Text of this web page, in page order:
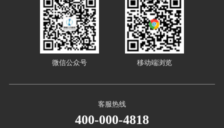
客服热线
400-000-4818
微信公众号 移动端浏览